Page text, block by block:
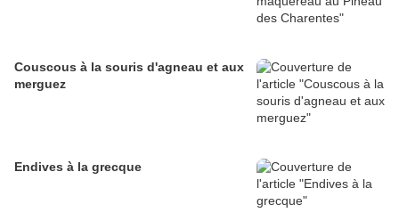
Couscous à la souris d'agneau et aux
merguez
Endives à la grecque